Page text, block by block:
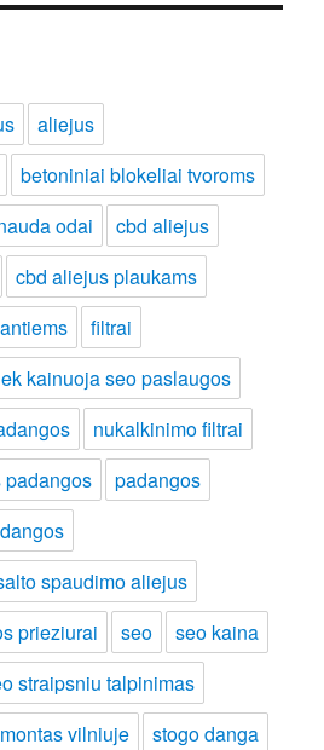
aliejus
betoniniai blokeliai tvoroms
odai
cbd aliejus
cbd aliejus plaukams
filtrai
kainuoja seo paslaugos
nukalkinimo filtrai
padangos
padangos
spaudimo aliejus
prieziurai
seo
seo kaina
straipsniu talpinimas
vilniuje
stogo danga